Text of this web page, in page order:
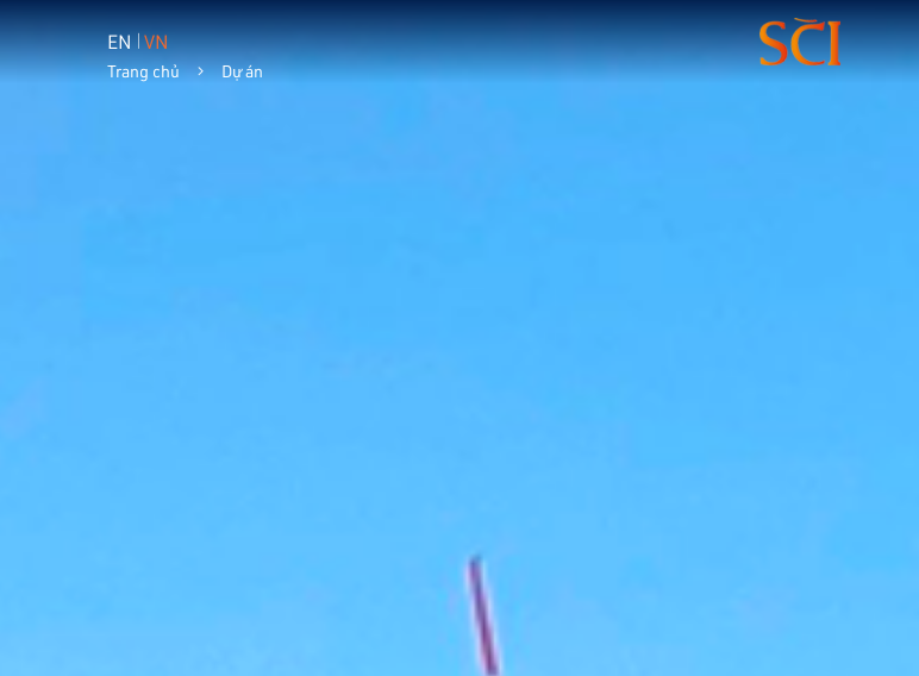
EN VN
Trang chủ Dự án